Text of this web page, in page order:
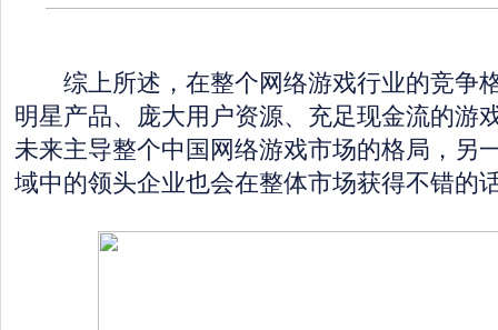
综上所述，在整个网络游戏行业的竞争
明星产品、庞大用户资源、充足现金流的游
未来主导整个中国网络游戏市场的格局，另
域中的领头企业也会在整体市场获得不错的